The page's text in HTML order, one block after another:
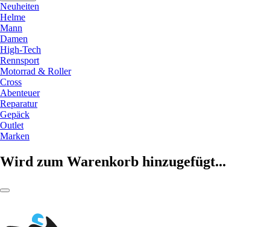
Neuheiten
Helme
Mann
Damen
High-Tech
Rennsport
Motorrad & Roller
Cross
Abenteuer
Reparatur
Gepäck
Outlet
Marken
Wird zum Warenkorb hinzugefügt...